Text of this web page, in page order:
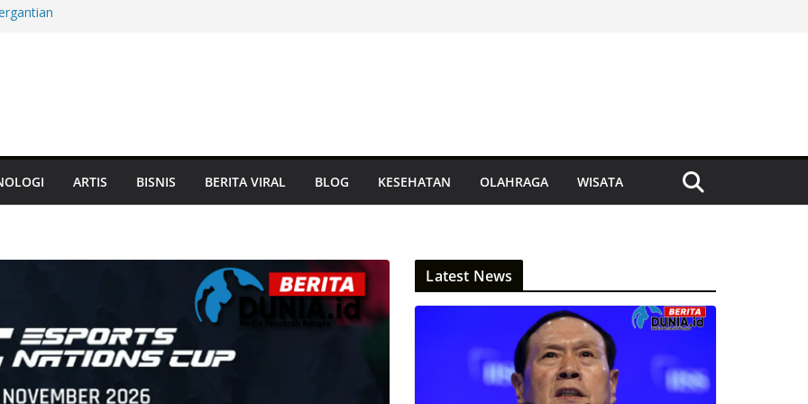
Mati, Aset
Panglima
hingga
Damai atau
ARTIS BISNIS BERITA VIRAL BLOG KESEHATAN OLAHRAGA WISATA
Latest News